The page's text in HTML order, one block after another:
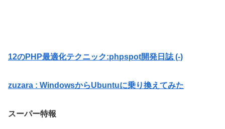
12のPHP最適化テクニック:phpspot開発日誌 (-)
zuzara : WindowsからUbuntuに乗り換えてみた
スーパー特報